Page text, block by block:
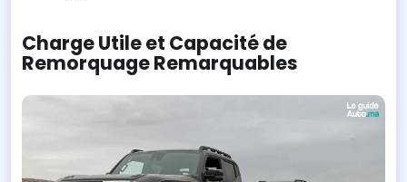
Charge Utile et Capacité de
Remorquage Remarquables